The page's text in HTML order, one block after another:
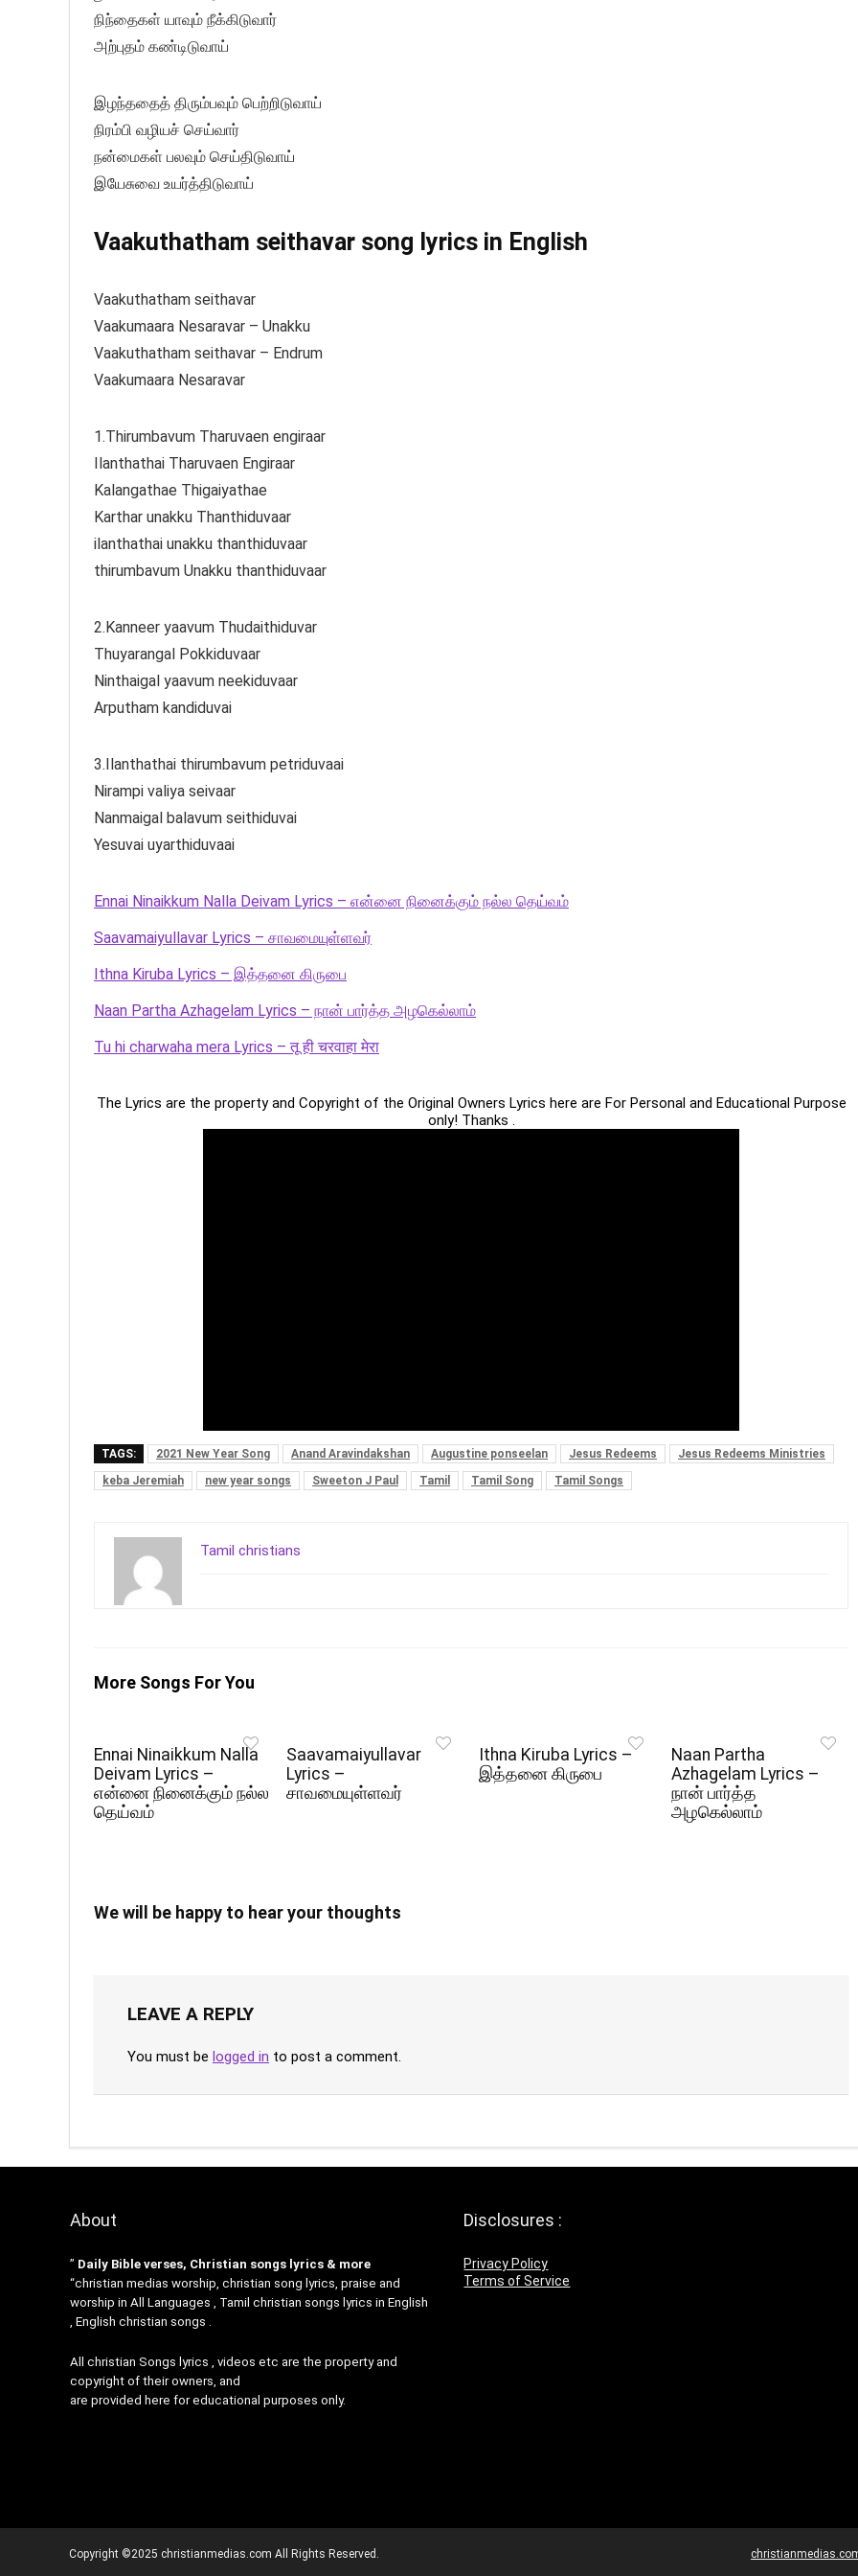
நிந்தைகள் யாவும் நீக்கிடுவார்
அற்புதம் கண்டிடுவாய்
இழந்ததைத் திரும்பவும் பெற்றிடுவாய்
நிரம்பி வழியச் செய்வார்
நன்மைகள் பலவும் செய்திடுவாய்
இயேசுவை உயர்த்திடுவாய்
Vaakuthatham seithavar song lyrics in English
Vaakuthatham seithavar
Vaakumaara Nesaravar – Unakku
Vaakuthatham seithavar – Endrum
Vaakumaara Nesaravar
1.Thirumbavum Tharuvaen engiraar
Ilanthathai Tharuvaen Engiraar
Kalangathae Thigaiyathae
Karthar unakku Thanthiduvaar
ilanthathai unakku thanthiduvaar
thirumbavum Unakku thanthiduvaar
2.Kanneer yaavum Thudaithiduvar
Thuyarangal Pokkiduvaar
Ninthaigal yaavum neekiduvaar
Arputham kandiduvai
3.Ilanthathai thirumbavum petriduvaai
Nirampi valiya seivaar
Nanmaigal balavum seithiduvai
Yesuvai uyarthiduvaai
Ennai Ninaikkum Nalla Deivam Lyrics – என்னை நினைக்கும் நல்ல தெய்வம்
Saavamaiyullavar Lyrics – சாவமையுள்ளவர்
Ithna Kiruba Lyrics – இத்தனை கிருபை
Naan Partha Azhagelam Lyrics – நான் பார்த்த அழகெல்லாம்
Tu hi charwaha mera Lyrics – तू ही चरवाहा मेरा
The Lyrics are the property and Copyright of the Original Owners Lyrics here are For Personal and Educational Purpose
only! Thanks .
TAGS: 2021 New Year Song Anand Aravindakshan Augustine ponseelan Jesus Redeems
Jesus Redeems Ministries
keba Jeremiah
new year songs Sweeton J Paul Tamil Tamil Song Tamil Songs
Tamil christians
More Songs For You
Ennai Ninaikkum Nalla
Deivam Lyrics –
என்னை நினைக்கும் நல்ல
தெய்வம்
Saavamaiyullavar
Lyrics –
சாவமையுள்ளவர்
Ithna Kiruba Lyrics –
இத்தனை கிருபை
Naan Partha
Azhagelam Lyrics –
நான் பார்த்த
அழகெல்லாம்
We will be happy to hear your thoughts
LEAVE A REPLY
You must be logged in to post a comment.
About
” Daily Bible verses, Christian songs lyrics & more
“christian medias worship, christian song lyrics, praise and
worship in All Languages , Tamil christian songs lyrics in English
, English christian songs .
All christian Songs lyrics , videos etc are the property and
copyright of their owners, and
are provided here for educational purposes only.
Disclosures :
Privacy Policy
Terms of Service
Copyright ©2025 christianmedias.com All Rights Reserved.